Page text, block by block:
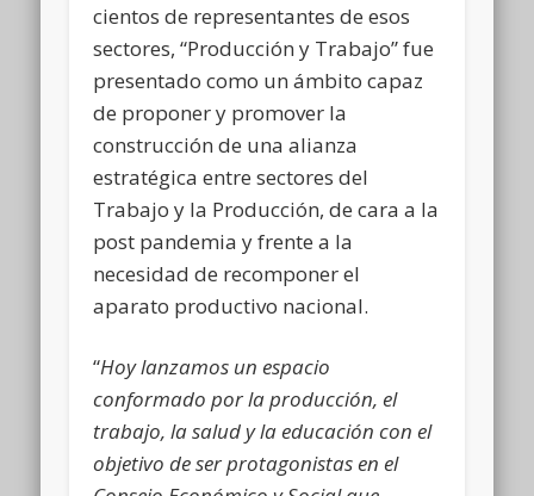
cientos de representantes de esos
sectores, “Producción y Trabajo” fue
presentado como un ámbito capaz
de proponer y promover la
construcción de una alianza
estratégica entre sectores del
Trabajo y la Producción, de cara a la
post pandemia y frente a la
necesidad de recomponer el
aparato productivo nacional.
“Hoy lanzamos un espacio
conformado por la producción, el
trabajo, la salud y la educación con el
objetivo de ser protagonistas en el